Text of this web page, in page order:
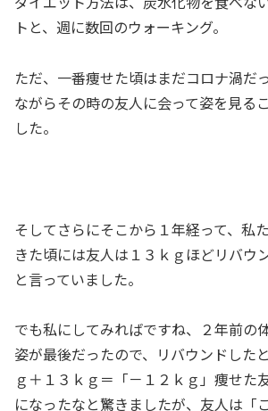
トと、週に数回のウォーキング。
ただ、一番痩せた頃はまだコロナ渦だ
ながらその時の友人に会って姿を見る
した。
そしてさらにそこから１年経って、私
きた頃には友人は１３ｋｇほどリバウ
と言っていました。
でも私にしてみればですね、２年前の
姿が最後だったので、リバウンドした
ｇ＋１３ｋｇ＝「－１２ｋｇ」痩せた
になったなと驚きましたが、友人は「